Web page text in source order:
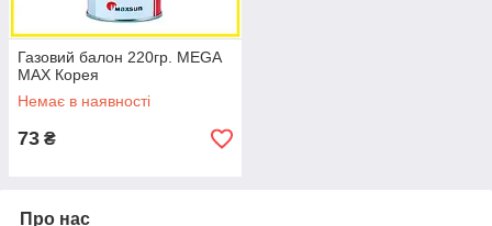
Газовий балон 220гр. MEGA
MAX Корея
Немає в наявності
73 ₴
Про нас